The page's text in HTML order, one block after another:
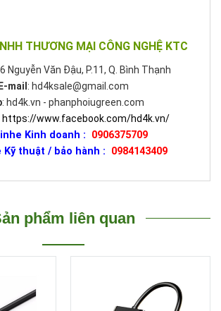
THƯƠNG MẠI CÔNG NGHỆ KTC
Nguyễn Văn Đậu, P.11, Q. Bình Thạnh
E-mail : hd4ksale@gmail.com
: hd4k.vn - phanphoiugreen.com
https://www.facebook.com/hd4k.vn/
Kinh doanh : 0906375709
Kỹ thuật / bảo hành : 0984143409
phẩm liên quan